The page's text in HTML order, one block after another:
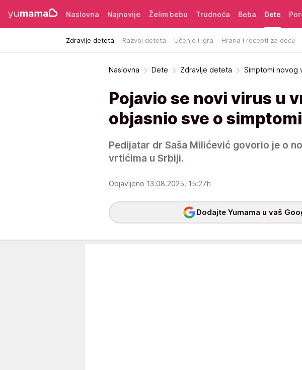
Naslovna Najnovije Želim bebu Trudnoća Beba Dete
Zdravlje deteta Razvoj deteta Učenje i igra Hrana i recepti za decu
Naslovna Dete Zdravlje deteta Simptomi novog
Pojavio se novi virus u
objasnio sve o
Pedijatar dr Saša Milićević govorio je o
vrtićima u Srbiji.
Objavljeno 13.08.2025. 15:27h
Dodajte Yumama u vaš